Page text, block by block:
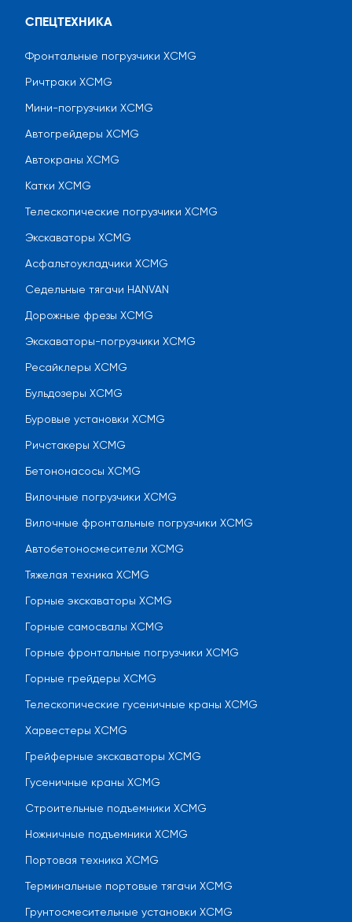
СПЕЦТЕХНИКА
Фронтальные погрузчики XCMG
Ричтраки XCMG
Мини-погрузчики XCMG
Автогрейдеры XCMG
Автокраны XCMG
Катки XCMG
Телескопические погрузчики XCMG
Экскаваторы XCMG
Асфальтоукладчики XCMG
Седельные тягачи HANVAN
Дорожные фрезы XCMG
Экскаваторы-погрузчики XCMG
Ресайклеры XCMG
Бульдозеры XCMG
Буровые установки XCMG
Ричстакеры XCMG
Бетононасосы XCMG
Вилочные погрузчики XCMG
Вилочные фронтальные погрузчики XCMG
Автобетоносмесители XCMG
Тяжелая техника XCMG
Горные экскаваторы XCMG
Горные самосвалы XCMG
Горные фронтальные погрузчики XCMG
Горные грейдеры XCMG
Телескопические гусеничные краны XCMG
Харвестеры XCMG
Грейферные экскаваторы XCMG
Гусеничные краны XCMG
Строительные подъемники XCMG
Ножничные подъемники XCMG
Портовая техника XCMG
Терминальные портовые тягачи XCMG
Грунтосмесительные установки XCMG